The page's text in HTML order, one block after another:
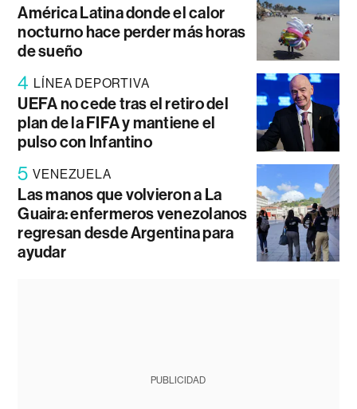
América Latina donde el calor
nocturno hace perder más horas
de sueño
4 LÍNEA DEPORTIVA
UEFA no cede tras el retiro del
plan de la FIFA y mantiene el
pulso con Infantino
5 VENEZUELA
Las manos que volvieron a La
Guaira: enfermeros venezolanos
regresan desde Argentina para
ayudar
PUBLICIDAD